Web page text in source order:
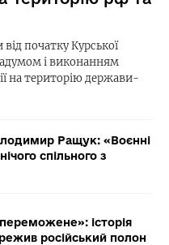
початку Курської
і виконанням
на територію держави-
Ращук: «Воєнні
спільного з
історія
російський полон